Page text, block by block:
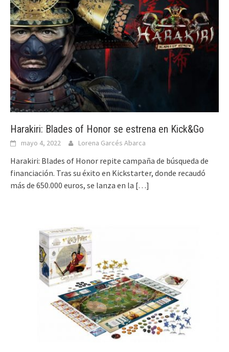
Harakiri: Blades of Honor se estrena en Kick&Go
mayo 4, 2022 Lorena Garcés Abarca
Harakiri: Blades of Honor repite campaña de búsqueda de
financiación. Tras su éxito en Kickstarter, donde recaudó
más de 650.000 euros, se lanza en la […]